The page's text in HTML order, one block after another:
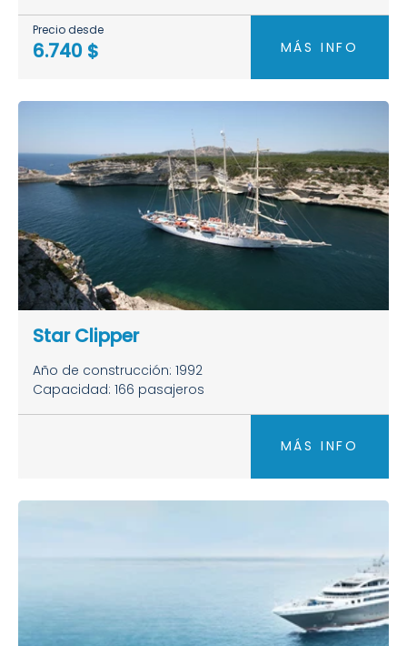
Precio desde
6.740 $ MÁS INFO
Star Clipper
Año de construcción: 1992
Capacidad: 166 pasajeros
MÁS INFO